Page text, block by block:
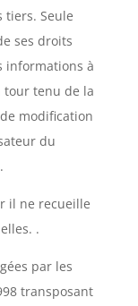
Seule
ses droits
informations à
tour tenu de la
modification
du
.
il ne recueille
.
par les
transposant